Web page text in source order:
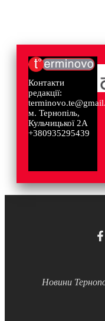
Контакти
редакції:
м. Тернопіль,
Кульчицької 2А
+380935295439
Новини